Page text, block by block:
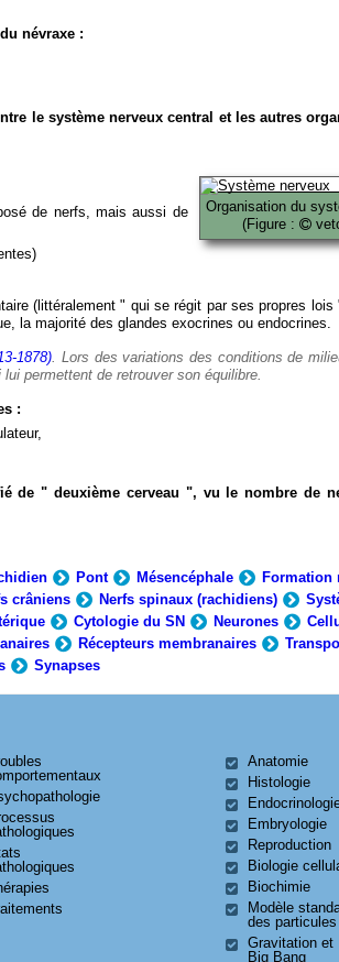
névraxe :
le système nerveux central et les autres
Organisation du
(Figure :
de nerfs, mais aussi de
(littéralement " qui se régit par ses propres
la majorité des glandes exocrines ou endocrines.
1878). Lors des variations des conditions de
permettent de retrouver son équilibre.
:
de " deuxième cerveau ", vu le nombre de
Pont Mésencéphale
Formation
crâniens Nerfs spinaux (rachidiens)
Cytologie du SN Neurones
Récepteurs membranaires
Synapses
Anatomie
Histologie
Embryologie
Reproduction
Biologie
Biochimie
Modèle
des particules
Gravitation et
Big Bang